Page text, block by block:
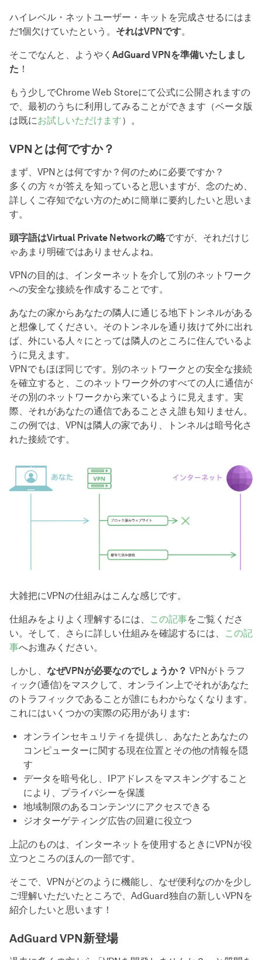
ハイレベル・ネットユーザー・キットを完成させるにはま
だ1個欠けていたという。 それはVPNです。
そこでなんと、ようやく AdGuard VPNを準備いたしまし
た ！
もう少しでChrome Web Storeにて公式に公開されますの
で、最初のうちに利用してみることができます（ベータ版
は既にお試しいただけます）。
VPNとは何ですか？
まず、VPNとは何ですか？何のために必要ですか？
多くの方々が答えを知っていると思いますが、念のため、
詳しくご存知でない方のために簡単に要約したいと思いま
す。
頭字語はVirtual Private Networkの略ですが、それだけじ
ゃあまり明確ではありませんよね。
VPNの目的は、インターネットを介して別のネットワーク
への安全な接続を作成することです。
あなたの家からあなたの隣人に通じる地下トンネルがある
と想像してください。そのトンネルを通り抜けて外に出れ
ば、外にいる人々にとっては隣人のところに住んでいるよ
うに見えます。
VPNでもほぼ同じです。別のネットワークとの安全な接続
を確立すると、このネットワーク外のすべての人に通信が
その別のネットワークから来ているように見えます。実
際、それがあなたの通信であることさえ誰も知りません。
この例では、VPNは隣人の家であり、トンネルは暗号化さ
れた接続です。
大雑把にVPNの仕組みはこんな感じです。
仕組みをよりよく理解するには、 この記事をご覧くださ
い。そして、さらに詳しい仕組みを確認するには、
この記
事へお進みください。
しかし、 なぜVPNが必要なのでしょうか？ VPNがトラフ
ィック(通信)をマスクして、オンライン上でそれがあなた
のトラフィックであることが誰にもわからなくなります。
これにはいくつかの実際の応用があります:
オンラインセキュリティを提供し、あなたとあなたの
コンピューターに関する現在位置とその他の情報を隠
す
データを暗号化し、IPアドレスをマスキングすること
により、プライバシーを保護
地域制限のあるコンテンツにアクセスできる
ジオターゲティング広告の回避に役立つ
上記のものは、インターネットを使用するときにVPNが役
立つところのほんの一部です。
そこで、VPNがどのように機能し、なぜ便利なのかを少し
ご理解いただいたところで、AdGuard独自の新しいVPNを
紹介したいと思います！
AdGuard VPN新登場